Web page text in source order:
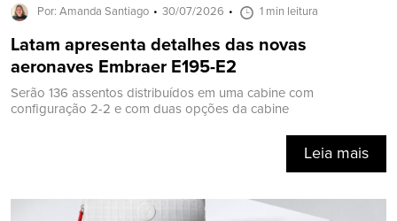
Por: Amanda Santiago 30/07/2026 1 min leitura
Latam apresenta detalhes das novas
aeronaves Embraer E195-E2
Serão 136 assentos distribuídos em uma cabine com
configuração 2-2 e com duas opções da cabine
Leia mais